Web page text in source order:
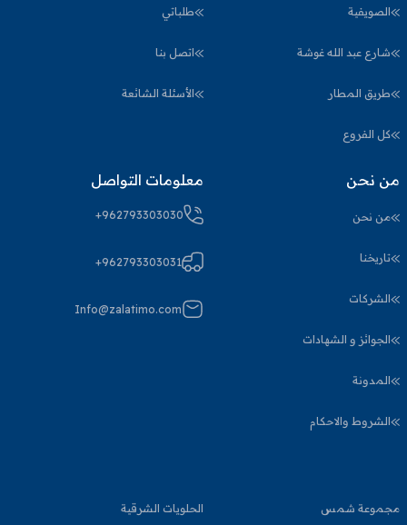
الصويفية
شارع عبد الله غوشة
طريق المطار
كل الفروع
طلباتي
اتصل بنا
الأسئلة الشائعة
من نحن
من نحن
تاريخنا
الشركات
الجوائز و الشهادات
المدونة
الشروط والاحكام
معلومات التواصل
+962793303030
+962793303031
Info@zalatimo.com
مجموعة شمس الحلويات الشرقية